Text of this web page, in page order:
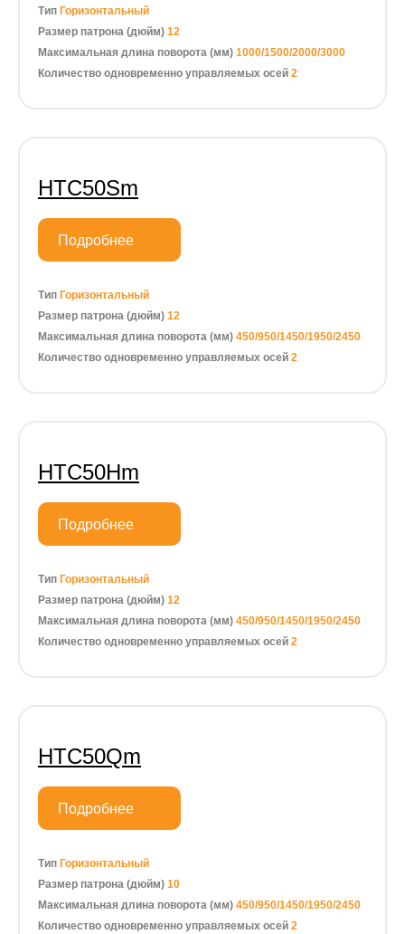
Тип Горизонтальный
Размер патрона (дюйм) 12
Максимальная длина поворота (мм) 1000/1500/2000/3000
Количество одновременно управляемых осей 2
HTC50Sm
Подробнее
Тип Горизонтальный
Размер патрона (дюйм) 12
Максимальная длина поворота (мм) 450/950/1450/1950/2450
Количество одновременно управляемых осей 2
HTC50Hm
Подробнее
Тип Горизонтальный
Размер патрона (дюйм) 12
Максимальная длина поворота (мм) 450/950/1450/1950/2450
Количество одновременно управляемых осей 2
HTC50Qm
Подробнее
Тип Горизонтальный
Размер патрона (дюйм) 10
Максимальная длина поворота (мм) 450/950/1450/1950/2450
Количество одновременно управляемых осей 2